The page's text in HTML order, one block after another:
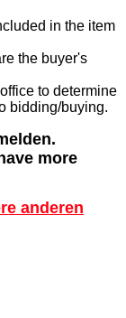
in the item
the buyer's
to determine
bidding/buying.
more
anderen